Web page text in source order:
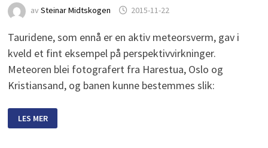
av Steinar Midtskogen 2015-11-22
Tauridene, som ennå er en aktiv meteorsverm, gav i
kveld et fint eksempel på perspektivvirkninger.
Meteoren blei fotografert fra Harestua, Oslo og
Kristiansand, og banen kunne bestemmes slik:
I
PERSPEKTIV
LES MER